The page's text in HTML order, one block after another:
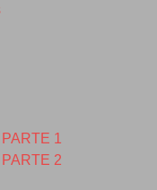
1
2